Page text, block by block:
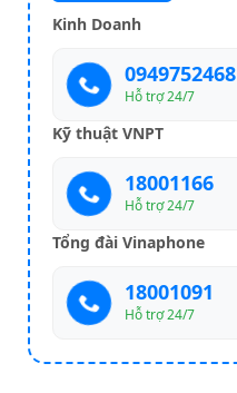
Kinh Doanh
0949752468
Hỗ trợ 24/7
Kỹ thuật VNPT
18001166
Hỗ trợ 24/7
Tổng đài Vinaphone
18001091
Hỗ trợ 24/7